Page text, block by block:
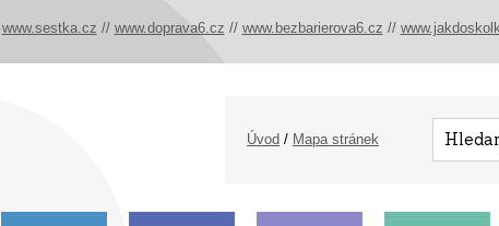
Úvod / Mapa stránek
www.sestka.cz // www.doprava6.cz // www.bezbarierova6.cz //